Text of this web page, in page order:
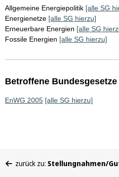
Allgemeine Energiepolitik [alle SG
Energienetze [alle SG hierzu]
Erneuerbare Energien [alle SG
Fossile Energien [alle SG hierzu]
Betroffene Bundesgesetze
EnWG 2005 [alle SG hierzu]
befinden
zurück zu: Stellungnahmen/